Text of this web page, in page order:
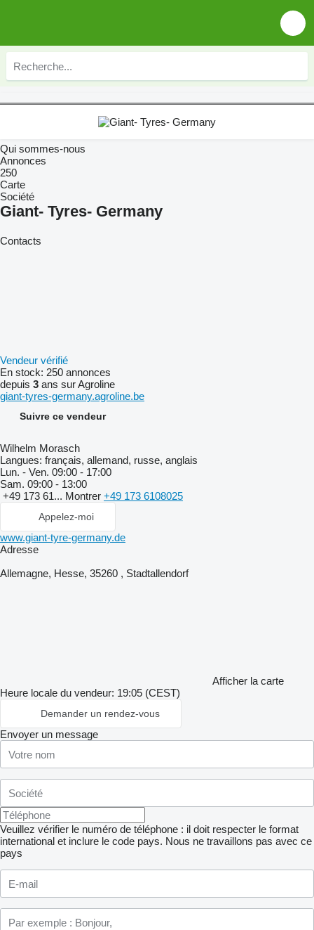
Qui sommes-nous
Annonces
250
Carte
Société
Giant- Tyres- Germany
Contacts
Vendeur vérifié
En stock: 250 annonces
depuis 3 ans sur Agroline
giant-tyres-germany.agroline.be
Suivre ce vendeur
Wilhelm Morasch
Langues: français, allemand, russe, anglais
Lun. - Ven. 09:00 - 17:00
Sam. 09:00 - 13:00
+49 173 61... Montrer +49 173 6108025
Appelez-moi
www.giant-tyre-germany.de
Adresse
Allemagne, Hesse, 35260 , Stadtallendorf
Afficher la carte
Heure locale du vendeur: 19:05 (CEST)
Demander un rendez-vous
Envoyer un message
Veuillez vérifier le numéro de téléphone : il doit respecter le format
international et inclure le code pays. Nous ne travaillons pas avec ce
pays